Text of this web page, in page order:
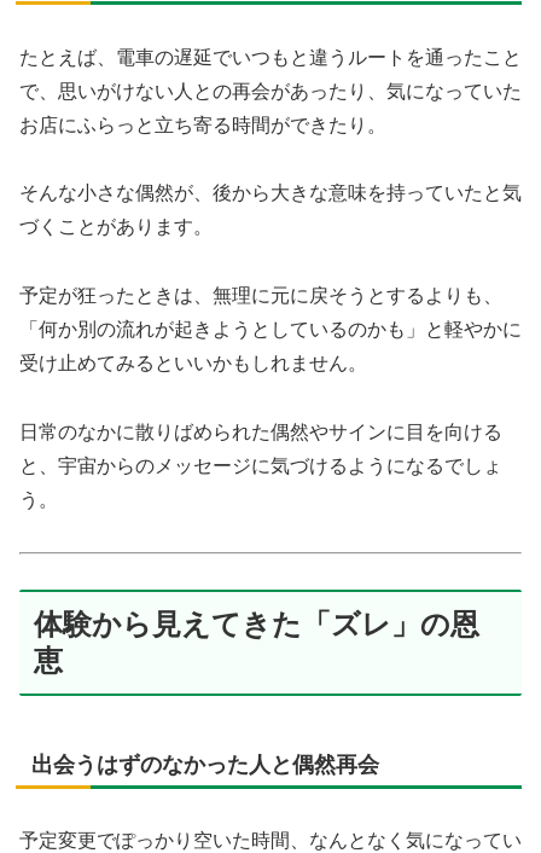
たとえば、電車の遅延でいつもと違うルートを通ったこと
で、思いがけない人との再会があったり、気になっていた
お店にふらっと立ち寄る時間ができたり。
そんな小さな偶然が、後から大きな意味を持っていたと気
づくことがあります。
予定が狂ったときは、無理に元に戻そうとするよりも、
「何か別の流れが起きようとしているのかも」と軽やかに
受け止めてみるといいかもしれません。
日常のなかに散りばめられた偶然やサインに目を向ける
と、宇宙からのメッセージに気づけるようになるでしょ
う。
体験から見えてきた「ズレ」の恩
恵
出会うはずのなかった人と偶然再会
予定変更でぽっかり空いた時間、なんとなく気になってい